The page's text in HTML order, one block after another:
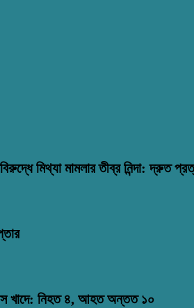
মিথ্যা মামলার তীব্র নিন্দা: দ্রুত
বাস খাদে: নিহত ৪, আহত অন্তত ১০